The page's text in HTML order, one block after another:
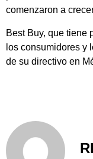
comenzaron a
Best Buy, que tiene
los consumidores y
de su directivo en